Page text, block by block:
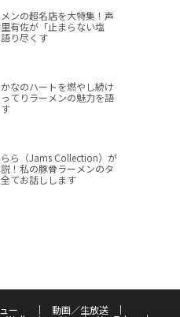
ンの超名店を大特集！声
有佐が「止まらない塩
り尽くす
かなのハートを燃やし続け
てりラーメンの魅力を語
ら（Jams Collection）が
！私の豚骨ラーメンのタ
てお話しします
ー 動画／生放送